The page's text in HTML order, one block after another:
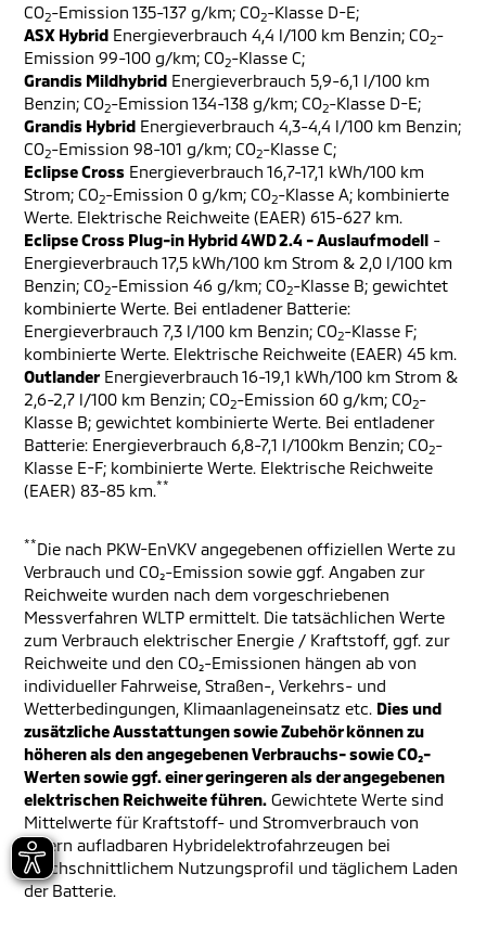
CO2-Emission 135-137 g/km; CO2-Klasse D-E;
ASX Hybrid Energieverbrauch 4,4 l/100 km Benzin; CO2-
Emission 99-100 g/km; CO2-Klasse C;
Grandis Mildhybrid Energieverbrauch 5,9-6,1 l/100 km
Benzin; CO2-Emission 134-138 g/km; CO2-Klasse D-E;
Grandis Hybrid Energieverbrauch 4,3-4,4 l/100 km Benzin;
CO2-Emission 98-101 g/km; CO2-Klasse C;
Eclipse Cross Energieverbrauch 16,7-17,1 kWh/100 km
Strom; CO2-Emission 0 g/km; CO2-Klasse A; kombinierte
Werte. Elektrische Reichweite (EAER) 615-627 km.
Eclipse Cross Plug-in Hybrid 4WD 2.4 - Auslaufmodell -
Energieverbrauch 17,5 kWh/100 km Strom & 2,0 l/100 km
Benzin; CO2-Emission 46 g/km; CO2-Klasse B; gewichtet
kombinierte Werte. Bei entladener Batterie:
Energieverbrauch 7,3 l/100 km Benzin; CO2-Klasse F;
kombinierte Werte. Elektrische Reichweite (EAER) 45 km.
Outlander Energieverbrauch 16-19,1 kWh/100 km Strom &
2,6-2,7 l/100 km Benzin; CO2-Emission 60 g/km; CO2-
Klasse B; gewichtet kombinierte Werte. Bei entladener
Batterie: Energieverbrauch 6,8-7,1 l/100km Benzin; CO2-
Klasse E-F; kombinierte Werte. Elektrische Reichweite
(EAER) 83-85 km.**
**Die nach PKW-EnVKV angegebenen offiziellen Werte zu
Verbrauch und CO₂-Emission sowie ggf. Angaben zur
Reichweite wurden nach dem vorgeschriebenen
Messverfahren WLTP ermittelt. Die tatsächlichen Werte
zum Verbrauch elektrischer Energie / Kraftstoff, ggf. zur
Reichweite und den CO₂-Emissionen hängen ab von
individueller Fahrweise, Straßen-, Verkehrs- und
Wetterbedingungen, Klimaanlageneinsatz etc. Dies und
zusätzliche Ausstattungen sowie Zubehör können zu
höheren als den angegebenen Verbrauchs- sowie CO₂-
Werten sowie ggf. einer geringeren als der angegebenen
elektrischen Reichweite führen. Gewichtete Werte sind
Mittelwerte für Kraftstoff- und Stromverbrauch von
extern aufladbaren Hybridelektrofahrzeugen bei
durchschnittlichem Nutzungsprofil und täglichem Laden
der Batterie.